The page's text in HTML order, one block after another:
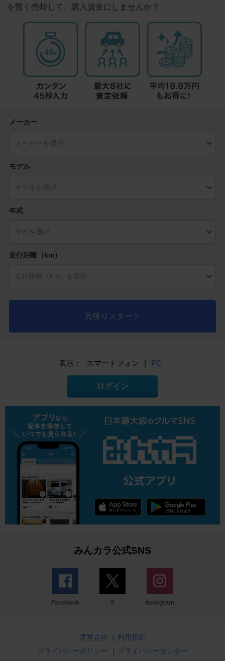
を賢く売却して、購入資金にしませんか？
メーカー
モデル
年式
走行距離（km）
見積りスタート
表示： スマートフォン | PC
ログイン
みんカラ公式SNS
Facebook X Instagram
運営会社 | 利用規約
プライバシーポリシー
| プライバシーセンター